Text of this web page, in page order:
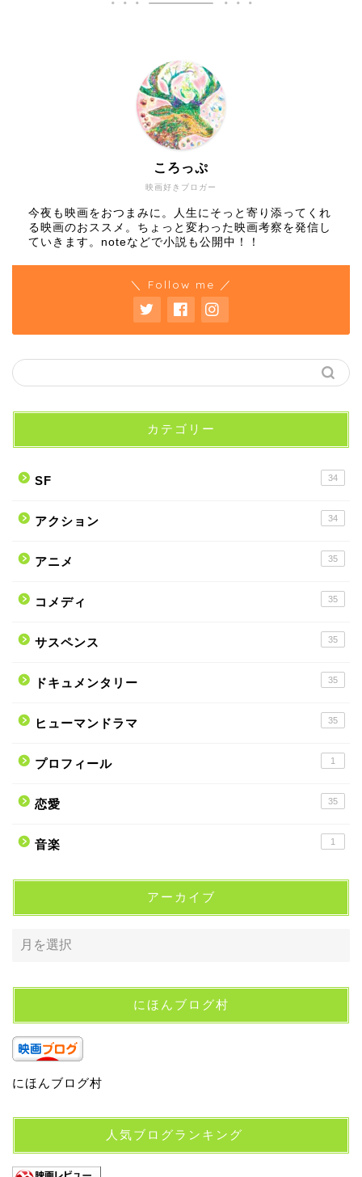
映画好きブロガー
ころっぷ
今夜も映画をおつまみに。人生にそっと寄り添ってくれ
る映画のおススメ。ちょっと変わった映画考察を発信し
ていきます。noteなどで小説も公開中！！
＼ Follow me ／
カテゴリー
SF 34
アクション 34
アニメ 35
コメディ 35
サスペンス 35
ドキュメンタリー 35
ヒューマンドラマ 35
プロフィール 1
恋愛 35
音楽 1
アーカイブ
にほんブログ村
にほんブログ村
人気ブログランキング